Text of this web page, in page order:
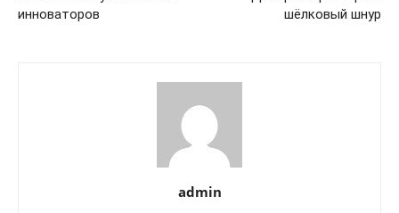
инноваторов
шёлковый шнур
admin